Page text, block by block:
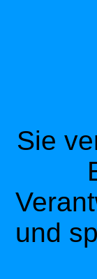
Sie
und